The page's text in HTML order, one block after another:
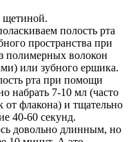
щетиной.
полость рта
пространства при
полимерных волокон
или зубного ершика.
рта при помощи
набрать 7-10 мл (часто
от флакона) и тщательно
40-60 секунд.
довольно длинным, но